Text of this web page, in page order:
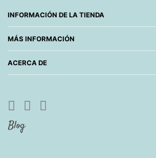
INFORMACIÓN DE LA TIENDA
MÁS INFORMACIÓN
ACERCA DE